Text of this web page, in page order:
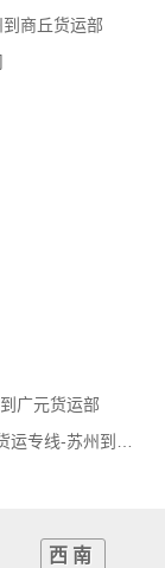
商丘货运部
广元货运部
西南